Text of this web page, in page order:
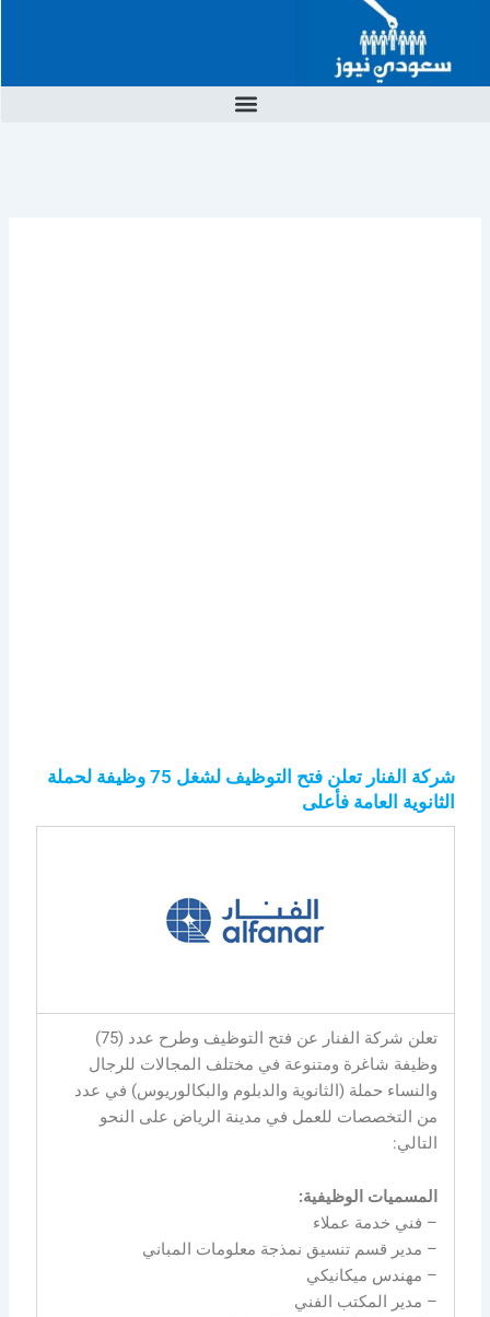
المحتوى
شركة الفنار تعلن فتح التوظيف لشغل 75 وظيفة لحملة
الثانوية العامة فأعلى
تعلن شركة الفنار عن فتح التوظيف وطرح عدد (75)
وظيفة شاغرة ومتنوعة في مختلف المجالات للرجال
والنساء حملة (الثانوية والدبلوم والبكالوريوس) في عدد
من التخصصات للعمل في مدينة الرياض على النحو
التالي:
المسميات الوظيفية:
– فني خدمة عملاء
– مدير قسم تنسيق نمذجة معلومات المباني
– مهندس ميكانيكي
– مدير المكتب الفني